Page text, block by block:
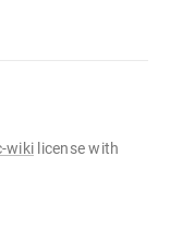
wiki license with